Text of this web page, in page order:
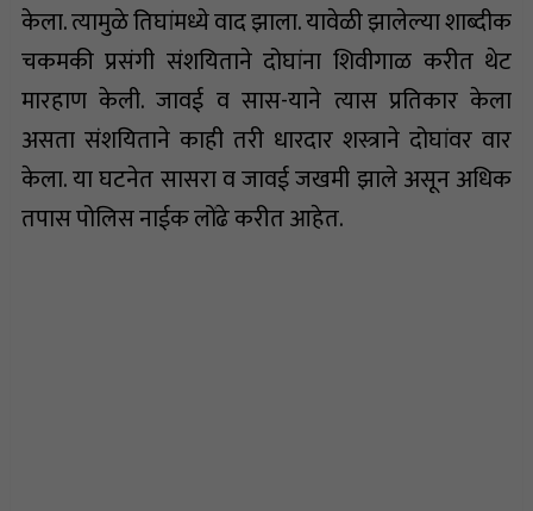
केला. त्यामुळे तिघांमध्ये वाद झाला. यावेळी झालेल्या शाब्दीक
चकमकी प्रसंगी संशयिताने दोघांना शिवीगाळ करीत थेट
मारहाण केली. जावई व सास-याने त्यास प्रतिकार केला
असता संशयिताने काही तरी धारदार शस्त्राने दोघांवर वार
केला. या घटनेत सासरा व जावई जखमी झाले असून अधिक
तपास पोलिस नाईक लोंढे करीत आहेत.